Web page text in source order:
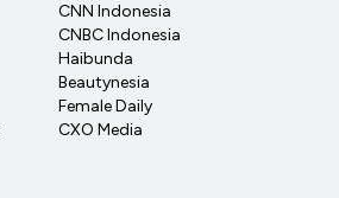
CNN Indonesia
CNBC Indonesia
Haibunda
Beautynesia
Female Daily
CXO Media